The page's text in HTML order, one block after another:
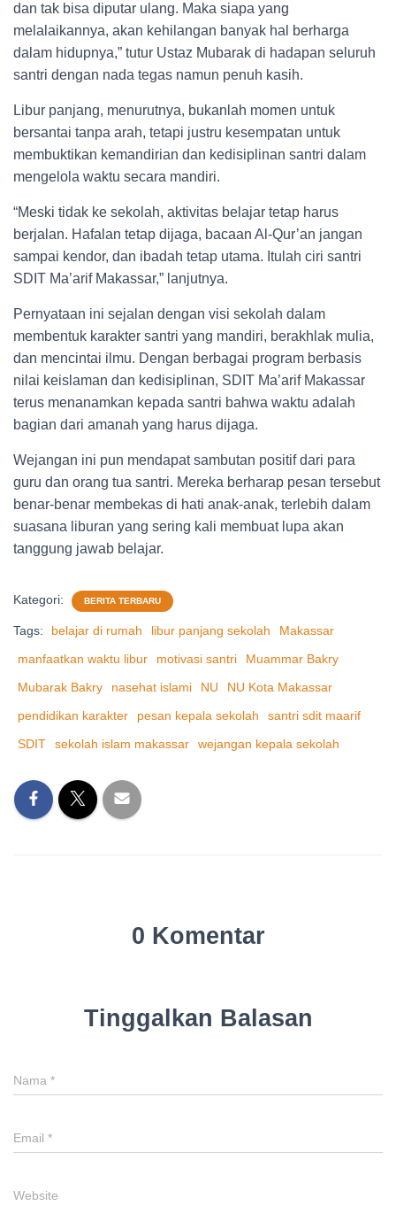
dan tak bisa diputar ulang. Maka siapa yang
melalaikannya, akan kehilangan banyak hal berharga
dalam hidupnya,” tutur Ustaz Mubarak di hadapan seluruh
santri dengan nada tegas namun penuh kasih.
Libur panjang, menurutnya, bukanlah momen untuk
bersantai tanpa arah, tetapi justru kesempatan untuk
membuktikan kemandirian dan kedisiplinan santri dalam
mengelola waktu secara mandiri.
“Meski tidak ke sekolah, aktivitas belajar tetap harus
berjalan. Hafalan tetap dijaga, bacaan Al-Qur’an jangan
sampai kendor, dan ibadah tetap utama. Itulah ciri santri
SDIT Ma’arif Makassar,” lanjutnya.
Pernyataan ini sejalan dengan visi sekolah dalam
membentuk karakter santri yang mandiri, berakhlak mulia,
dan mencintai ilmu. Dengan berbagai program berbasis
nilai keislaman dan kedisiplinan, SDIT Ma’arif Makassar
terus menanamkan kepada santri bahwa waktu adalah
bagian dari amanah yang harus dijaga.
Wejangan ini pun mendapat sambutan positif dari para
guru dan orang tua santri. Mereka berharap pesan tersebut
benar-benar membekas di hati anak-anak, terlebih dalam
suasana liburan yang sering kali membuat lupa akan
tanggung jawab belajar.
Kategori: BERITA TERBARU
Tags: belajar di rumah libur panjang sekolah
Makassar
manfaatkan waktu libur
motivasi santri
Muammar Bakry
Mubarak Bakry
nasehat islami NU
NU Kota Makassar
pendidikan karakter
pesan kepala sekolah
santri sdit maarif
SDIT
sekolah islam makassar wejangan kepala sekolah
0 Komentar
Tinggalkan Balasan
Nama *
Email *
Website